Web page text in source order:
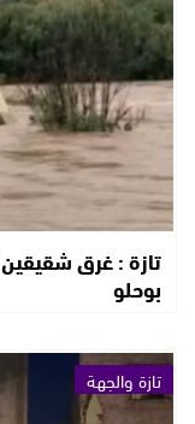
بوحلو
تازة والجهة